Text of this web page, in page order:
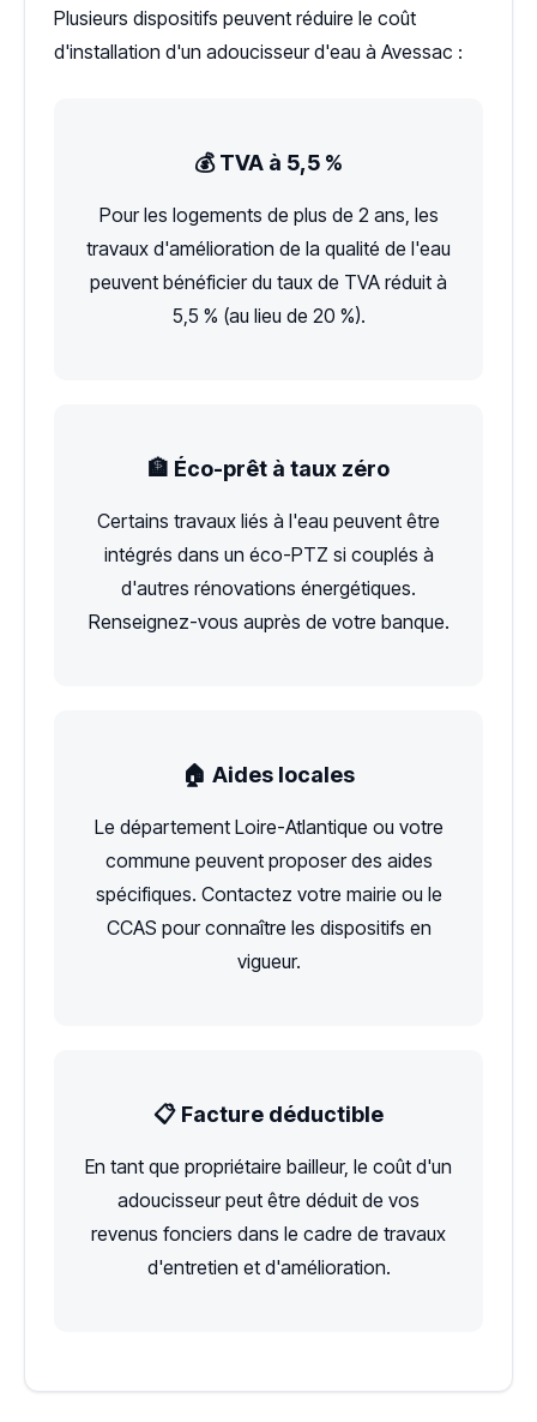
Plusieurs dispositifs peuvent réduire le coût
d'installation d'un adoucisseur d'eau à Avessac :
💰 TVA à 5,5 %
Pour les logements de plus de 2 ans, les
travaux d'amélioration de la qualité de l'eau
peuvent bénéficier du taux de TVA réduit à
5,5 % (au lieu de 20 %).
🏦 Éco-prêt à taux zéro
Certains travaux liés à l'eau peuvent être
intégrés dans un éco-PTZ si couplés à
d'autres rénovations énergétiques.
Renseignez-vous auprès de votre banque.
🏠 Aides locales
Le département Loire-Atlantique ou votre
commune peuvent proposer des aides
spécifiques. Contactez votre mairie ou le
CCAS pour connaître les dispositifs en
vigueur.
📋 Facture déductible
En tant que propriétaire bailleur, le coût d'un
adoucisseur peut être déduit de vos
revenus fonciers dans le cadre de travaux
d'entretien et d'amélioration.